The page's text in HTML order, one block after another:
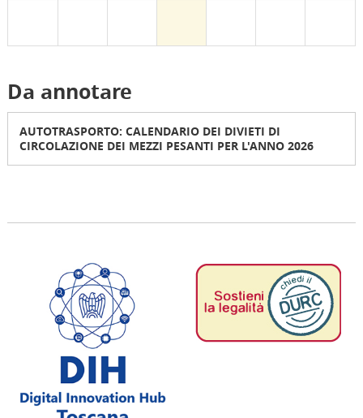
Da annotare
AUTOTRASPORTO: CALENDARIO DEI DIVIETI DI
CIRCOLAZIONE DEI MEZZI PESANTI PER L'ANNO 2026